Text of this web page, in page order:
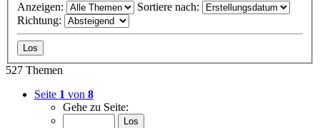
Anzeigen:
Sortiere nach:
Richtung:
527 Themen
Seite 1 von 8
Gehe zu Seite: